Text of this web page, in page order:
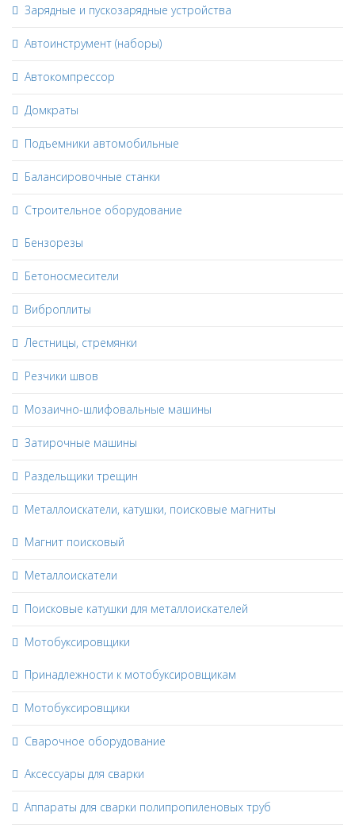
Зарядные и пускозарядные устройства
Автоинструмент (наборы)
Автокомпрессор
Домкраты
Подъемники автомобильные
Балансировочные станки
Строительное оборудование
Бензорезы
Бетоносмесители
Виброплиты
Лестницы, стремянки
Резчики швов
Мозаично-шлифовальные машины
Затирочные машины
Раздельщики трещин
Металлоискатели, катушки, поисковые магниты
Магнит поисковый
Металлоискатели
Поисковые катушки для металлоискателей
Мотобуксировщики
Принадлежности к мотобуксировщикам
Мотобуксировщики
Сварочное оборудование
Аксессуары для сварки
Аппараты для сварки полипропиленовых труб